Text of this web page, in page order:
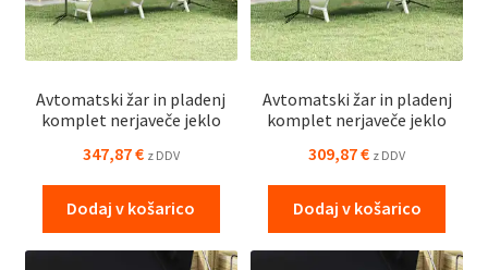
Avtomatski žar in pladenj
komplet nerjaveče jeklo
347,87€ z DDV
Dodaj v košarico
Avtomatski žar in pladenj
komplet nerjaveče jeklo
309,87€ z DDV
Dodaj v košarico